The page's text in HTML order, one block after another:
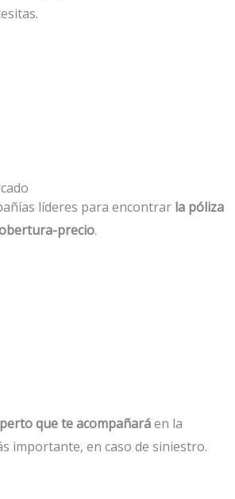
líderes para encontrar la póliza
precio.
que te acompañaráen la
importante, en caso de siniestro.